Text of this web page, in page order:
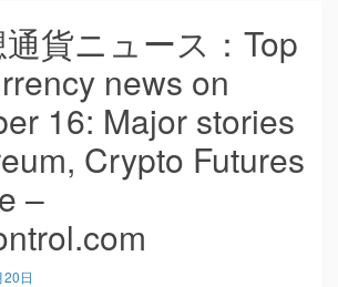
貨ニュース：Top
news on
16: Major stories
Crypto Futures
–
日